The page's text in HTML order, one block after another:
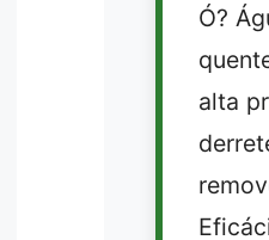
Ó?
alta